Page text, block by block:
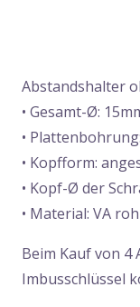
Abstandshalter
• Gesamt-Ø:
•
• Kopfform:
• Kopf-Ø der
• Material: VA roh
Beim Kauf von
Imbusschlüssel